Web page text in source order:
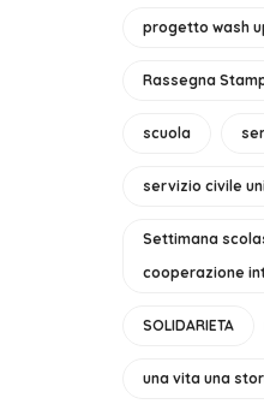
progetto wash
Rassegna
scuola
servizio civile
Settimana
cooperazione
SOLIDARIETA
una vita una